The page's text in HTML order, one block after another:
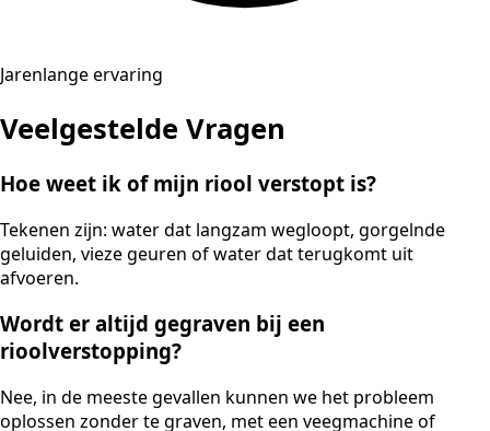
Jarenlange ervaring
Veelgestelde Vragen
Hoe weet ik of mijn riool verstopt is?
Tekenen zijn: water dat langzam wegloopt, gorgelnde
geluiden, vieze geuren of water dat terugkomt uit
afvoeren.
Wordt er altijd gegraven bij een
rioolverstopping?
Nee, in de meeste gevallen kunnen we het probleem
oplossen zonder te graven, met een veegmachine of